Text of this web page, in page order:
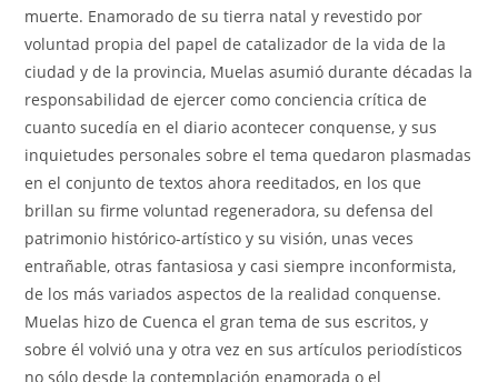
muerte. Enamorado de su tierra natal y revestido por
voluntad propia del papel de catalizador de la vida de la
ciudad y de la provincia, Muelas asumió durante décadas la
responsabilidad de ejercer como conciencia crítica de
cuanto sucedía en el diario acontecer conquense, y sus
inquietudes personales sobre el tema quedaron plasmadas
en el conjunto de textos ahora reeditados, en los que
brillan su firme voluntad regeneradora, su defensa del
patrimonio histórico-artístico y su visión, unas veces
entrañable, otras fantasiosa y casi siempre inconformista,
de los más variados aspectos de la realidad conquense.
Muelas hizo de Cuenca el gran tema de sus escritos, y
sobre él volvió una y otra vez en sus artículos periodísticos
no sólo desde la contemplación enamorada o el